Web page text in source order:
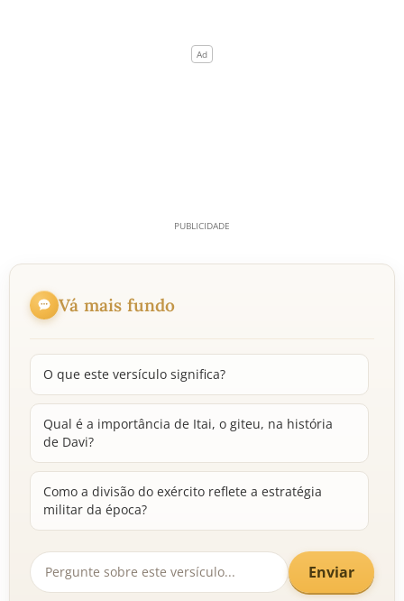
Vá mais fundo
O que este versículo significa?
Qual é a importância de Itai, o giteu, na história
de Davi?
Como a divisão do exército reflete a estratégia
militar da época?
Enviar